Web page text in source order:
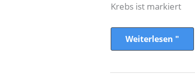
Krebs ist markiert
Weiterlesen "